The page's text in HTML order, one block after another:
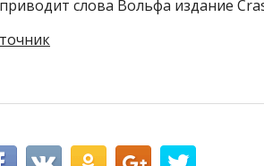
слова Вольфа издание